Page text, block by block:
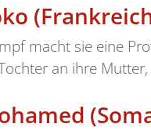
macht sie eine
an ihre